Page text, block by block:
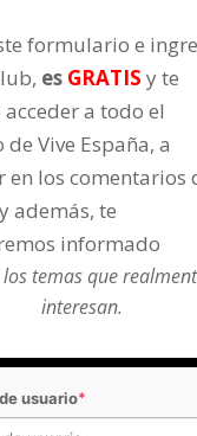
formulario e
es GRATIS y te
a todo el
Vive España, a
los comentarios
además, te
informado
temas que
interesan.
usuario*